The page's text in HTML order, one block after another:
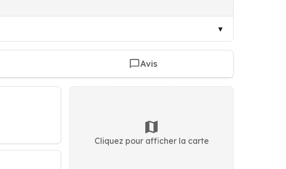
Avis
Cliquez pour afficher la carte